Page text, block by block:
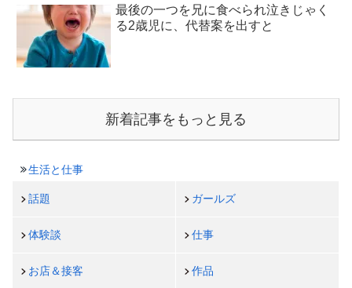
最後の一つを兄に食べられ泣きじゃく
る2歳児に、代替案を出すと
新着記事をもっと見る
生活と仕事
話題 ガールズ
体験談 仕事
お店＆接客 作品